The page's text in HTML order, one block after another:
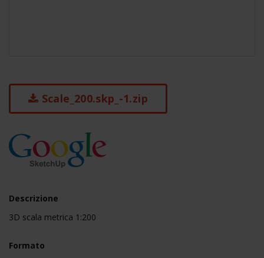
Scale_200.skp_-1.zip
Descrizione
3D scala metrica 1:200
Formato